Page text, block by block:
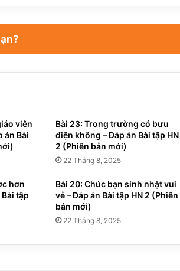
viên
án Bài
Bài 23: Trong trường có bưu
điện không – Đáp án Bài tập HN
2 (Phiên bản mới)
22 Tháng 8, 2025
hơn
tập
Bài 20: Chúc bạn sinh nhật vui
vẻ – Đáp án Bài tập HN 2 (Phiên
bản mới)
22 Tháng 8, 2025